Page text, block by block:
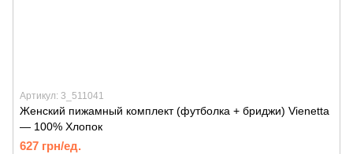
Артикул: 3_511041
Женский пижамный комплект (футболка + бриджи) Vienetta
— 100% Хлопок
627 грн/ед.